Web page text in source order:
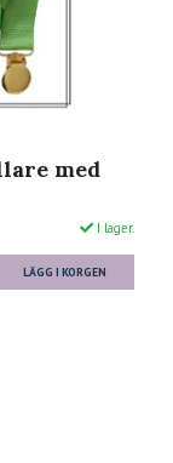
med
I lager.
LÄGG I KORGEN